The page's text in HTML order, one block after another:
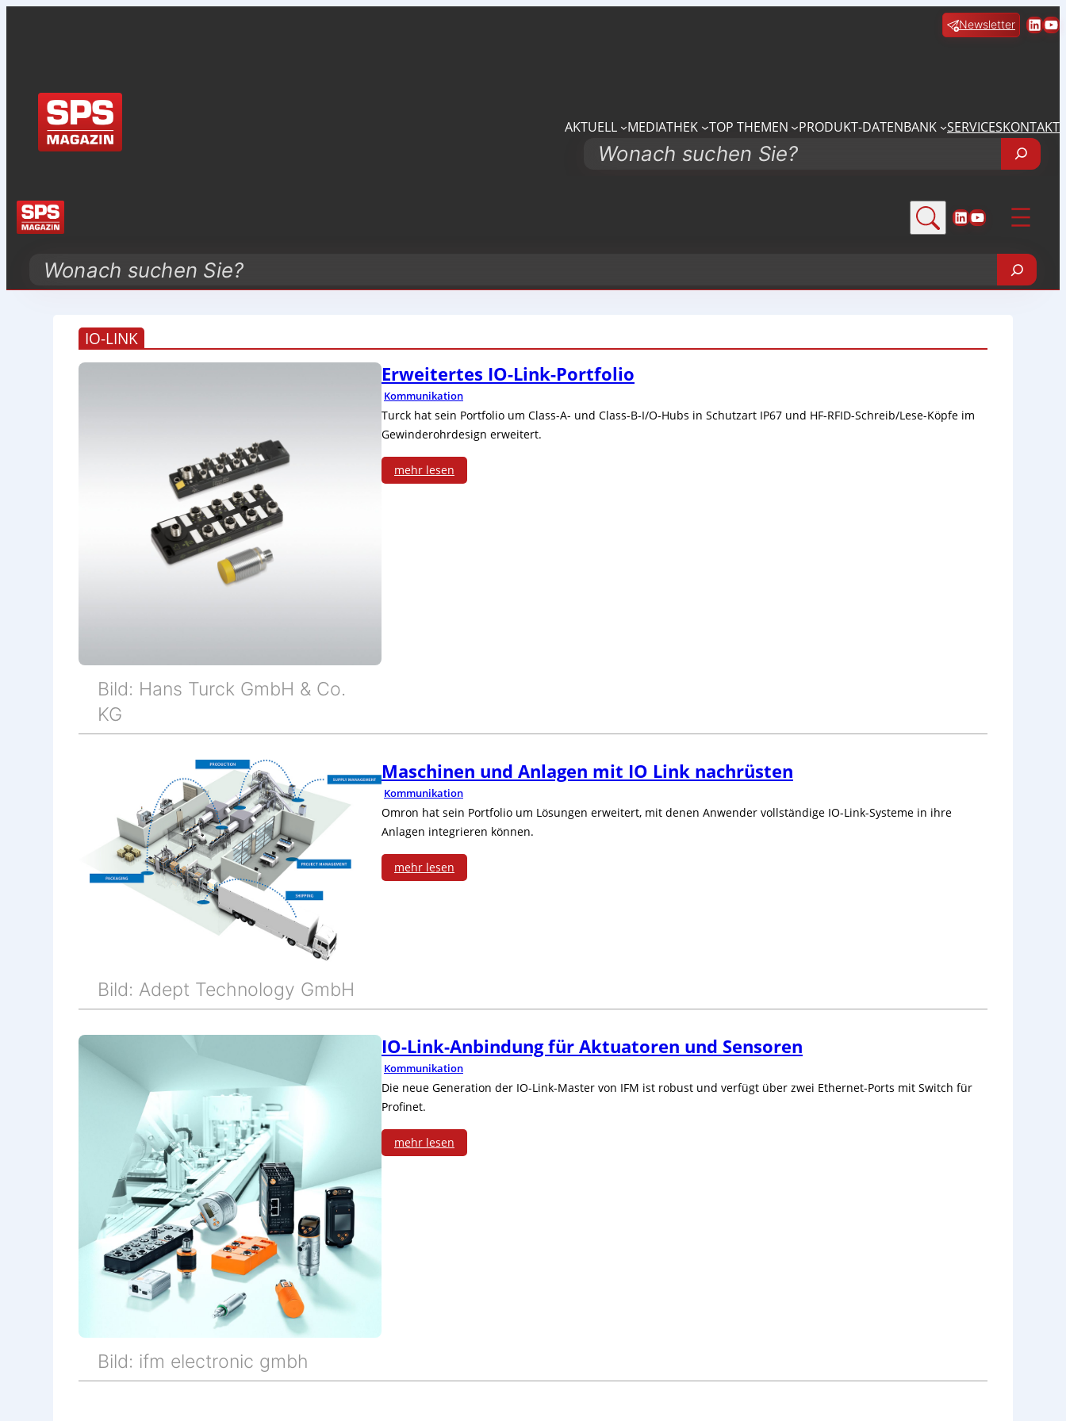
Newsletter
AKTUELL MEDIATHEK TOP THEMEN PRODUKT-DATENBANK SERVICESKONTAKT
Search
LinkedIn
YouTube
Search
IO-LINK
Bild: Hans Turck GmbH & Co.
KG
Erweitertes IO-Link-Portfolio
Kommunikation
Turck hat sein Portfolio um Class-A- und Class-B-I/O-Hubs in Schutzart IP67 und HF-RFID-Schreib/Lese-Köpfe im
Gewinderohrdesign erweitert.
mehr lesen
i
t
e
s
I
i
n
k
-
P
o
r
o
Bild: Adept Technology GmbH
Maschinen und Anlagen mit IO Link nachrüsten
Kommunikation
Omron hat sein Portfolio um Lösungen erweitert, mit denen Anwender vollständige IO-Link-Systeme in ihre
Anlagen integrieren können.
mehr lesen
h
i
n
e
n
n
Bild: ifm electronic gmbh
IO-Link-Anbindung für Aktuatoren und Sensoren
Kommunikation
Die neue Generation der IO-Link-Master von IFM ist robust und verfügt über zwei Ethernet-Ports mit Switch für
Profinet.
mehr lesen
:
-
i